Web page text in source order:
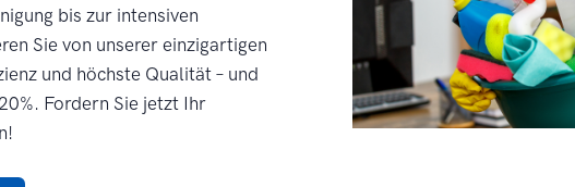
bis zur intensiven
Sie von unserer einzigartigen
und höchste Qualität – und
Fordern Sie jetzt Ihr